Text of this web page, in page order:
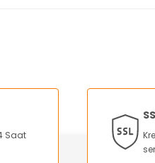
görüntülenemiyor.
pahalı.
Saat